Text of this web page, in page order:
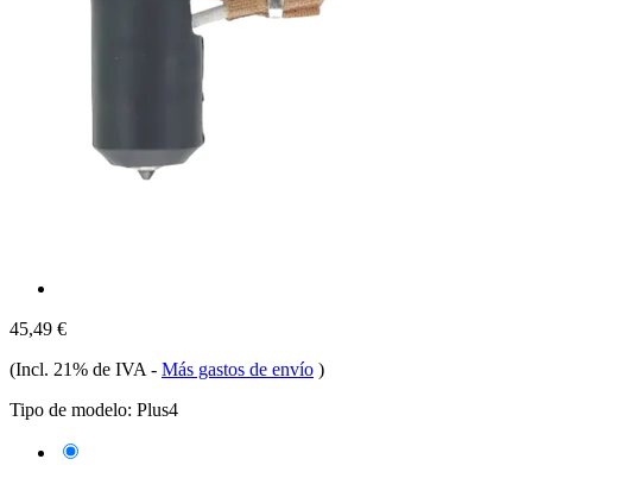
45,49 €
(Incl. 21% de IVA - Más gastos de envío )
Tipo de modelo: Plus4